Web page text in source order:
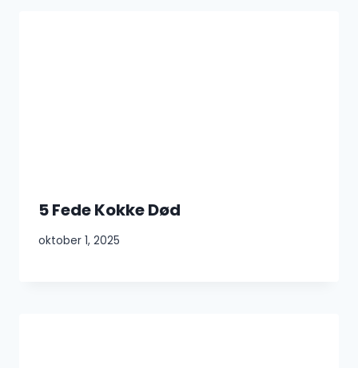
5 Fede Kokke Død
oktober 1, 2025